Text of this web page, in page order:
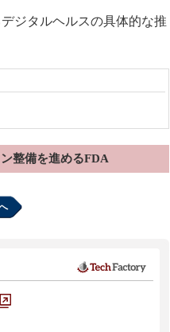
ジタルヘルスの具体的な推
整備を進めるFDA